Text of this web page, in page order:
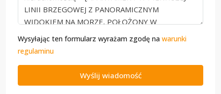
Wysyłając ten formularz wyrażam zgodę na warunki
regulaminu
Wyślij wiadomość